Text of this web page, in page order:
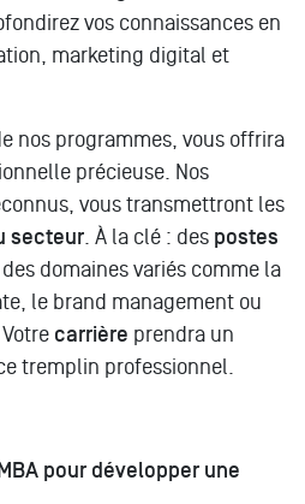
vos connaissances en
marketing digital et
nos programmes, vous offrira
précieuse. Nos
vous transmettront les
secteur. À la clé : des postes
domaines variés comme la
le brand management ou
carrière prendra un
tremplin professionnel.
pour développer une